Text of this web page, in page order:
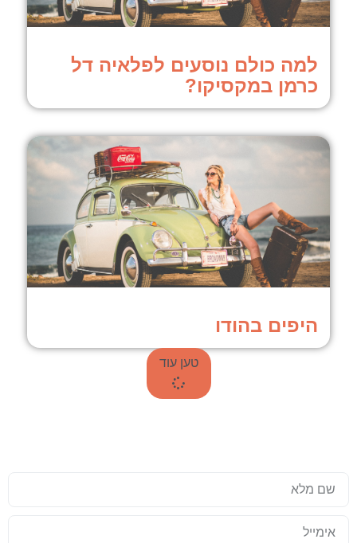
למה כולם נוסעים לפלאיה דל
כרמן במקסיקו?
היפים בהודו
טען עוד